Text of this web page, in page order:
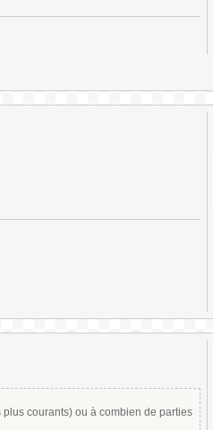
courants) ou à combien de parties